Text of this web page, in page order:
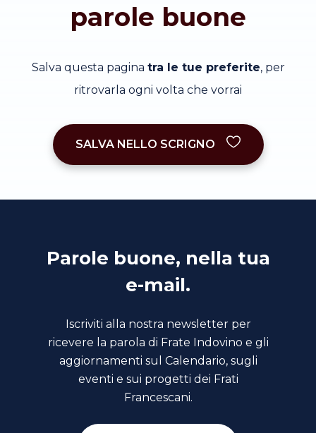
parole buone
Salva questa pagina tra le tue preferite, per
ritrovarla ogni volta che vorrai
SALVA NELLO SCRIGNO
Parole buone, nella tua
e-mail.
Iscriviti alla nostra newsletter per
ricevere la parola di Frate Indovino e gli
aggiornamenti sul Calendario, sugli
eventi e sui progetti dei Frati
Francescani.